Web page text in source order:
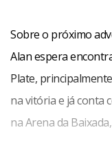
Sobre o próximo
Alan espera
Plate,
na vitória e já conta
na Arena da